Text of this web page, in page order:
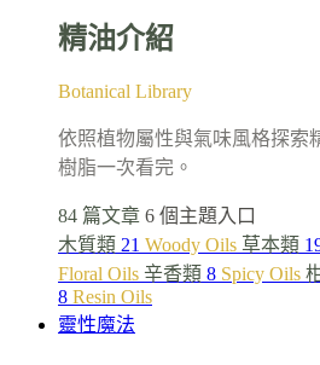
精油介紹
Botanical Library
依照植物屬性與氣味風格探索
樹脂一次看完。
84 篇文章 6 個主題入口
木質類 21 Woody Oils 草本類
Floral Oils 辛香類 8 Spicy Oils
8 Resin Oils
靈性魔法